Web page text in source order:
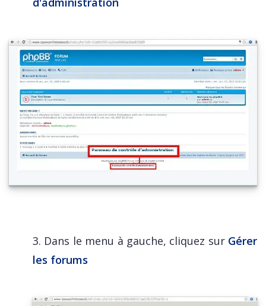
3. Dans le menu à gauche, cliquez sur Gérer
les forums